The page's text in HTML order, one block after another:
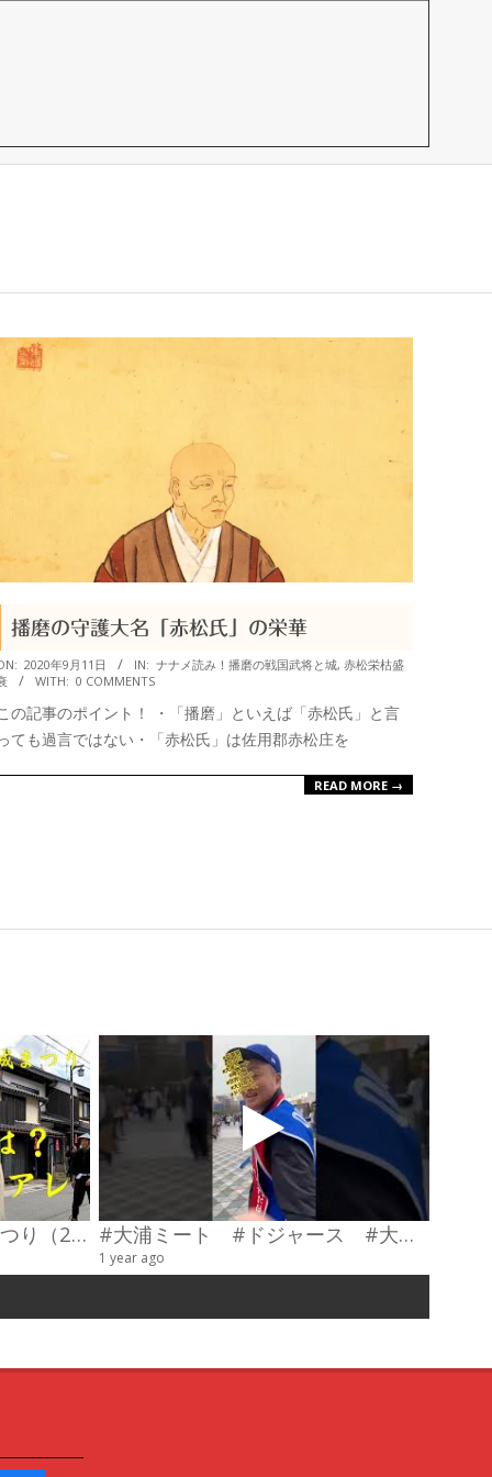
播磨の守護大名「赤松氏」の栄華
2020年9月11日 IN: ナナメ読み！播磨の戦国武将と城, 赤松栄枯盛
WITH: 0 COMMENTS
の記事のポイント！ ・「播磨」といえば「赤松氏」と言
ても過言ではない・「赤松氏」は佐用郡赤松庄を
READ MORE →
第23回わだやま竹田お城まつり（2026） 武者行列 #大浦ミート #ドジャース #大谷翔平 #陣羽織 #オーダーメイド #shorts
1 year ago